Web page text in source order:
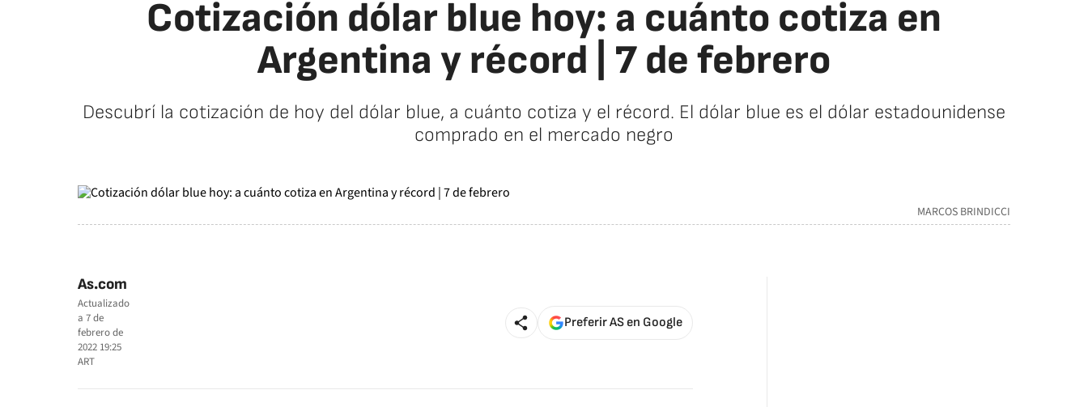
Cotización dólar blue hoy: a cuánto cotiza en
Argentina y récord | 7 de febrero
Descubrí la cotización de hoy del dólar blue, a cuánto cotiza y el récord. El dólar blue es el dólar estadounidense
comprado en el mercado negro
MARCOS BRINDICCI
As.com
Actualizado
a 7 de
febrero de
2022 19:25
ART
Preferir AS en Google